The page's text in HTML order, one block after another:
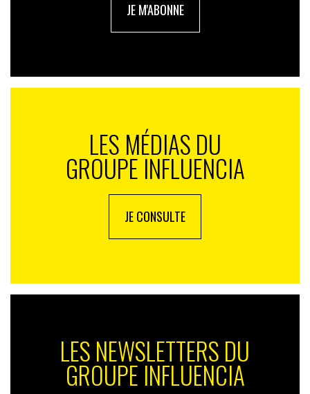
JE M'ABONNE
LES MÉDIAS DU
GROUPE INFLUENCIA
JE CONSULTE
LES NEWSLETTERS DU
GROUPE INFLUENCIA